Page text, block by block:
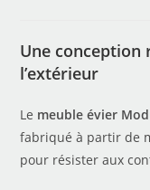
Une conception
l’extérieur
Le meuble évier
fabriqué à partir de
pour résister aux